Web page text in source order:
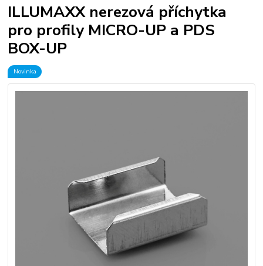
ILLUMAXX nerezová příchytka
pro profily MICRO-UP a PDS
BOX-UP
Novinka